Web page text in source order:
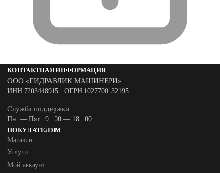
КОНТАКТНАЯ ИНФОРМАЦИЯ
ООО «ГИДРАВЛИК МАШИНЕРИ»
ИНН 7203448915 ОГРН 1027700132195
Служба поддержки
Пн. — Пят.: 9 : 00 — 18 : 00
ПОКУПАТЕЛЯМ
Магазин
Услуги
Мой аккаунт